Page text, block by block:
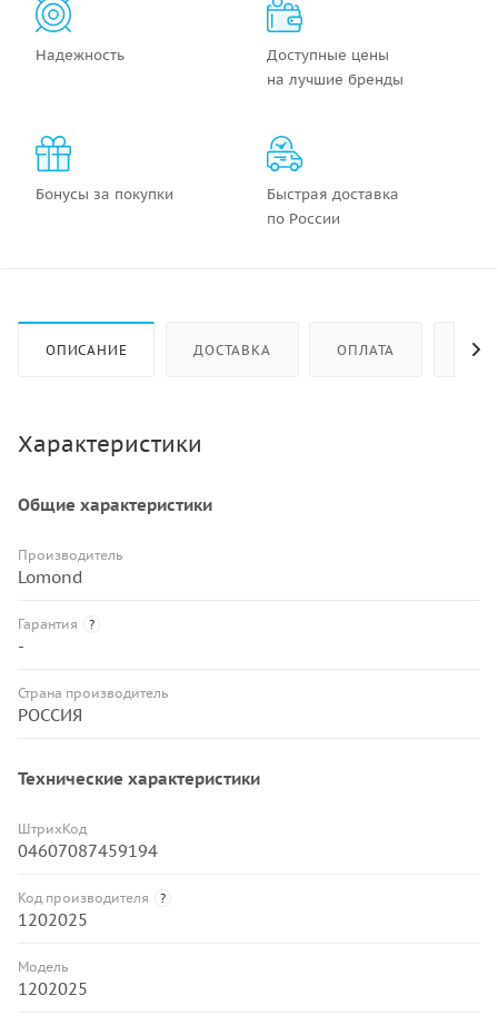
Надежность
Доступные цены
на лучшие бренды
Бонусы за покупки
Быстрая доставка
по России
ОПИСАНИЕ ДОСТАВКА ОПЛАТА
Характеристики
Общие характеристики
Производитель
Lomond
Гарантия ?
-
Страна производитель
РОССИЯ
Технические характеристики
ШтрихКод
04607087459194
Код производителя ?
1202025
Модель
1202025